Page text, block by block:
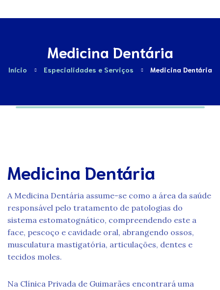
Medicina Dentária
Início Especialidades e Serviços Medicina Dentária
Medicina Dentária
A Medicina Dentária assume-se como a área da saúde
responsável pelo tratamento de patologias do
sistema estomatognático, compreendendo este a
face, pescoço e cavidade oral, abrangendo ossos,
musculatura mastigatória, articulações, dentes e
tecidos moles.
Na Clínica Privada de Guimarães encontrará uma